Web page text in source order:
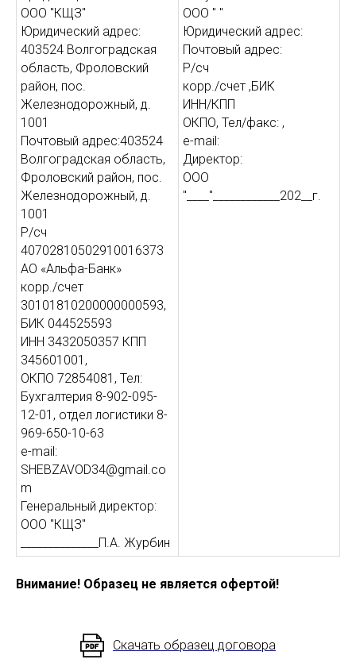
ООО "КЩЗ"
Юридический адрес:
403524 Волгоградская
область, Фроловский
район, пос.
Железнодорожный, д.
1001
Почтовый адрес:403524
Волгоградская область,
Фроловский район, пос.
Железнодорожный, д.
1001
Р/сч
40702810502910016373
АО «Альфа-Банк»
корр./счет
30101810200000000593,
БИК 044525593
ИНН 3432050357 КПП
345601001,
ОКПО 72854081, Тел:
Бухгалтерия 8-902-095-
12-01, отдел логистики 8-
969-650-10-63
e-mail:
SHEBZAVOD34@gmail.co
m
Генеральный директор:
ООО "КЩЗ"
______________П.А. Журбин
ООО " "
Юридический адрес:
Почтовый адрес:
Р/сч
корр./счет ,БИК
ИНН/КПП
ОКПО, Тел/факс: ,
e-mail:
Директор:
ООО
"____"____________202__г.
Внимание! Образец не является офертой!
Скачать образец договора